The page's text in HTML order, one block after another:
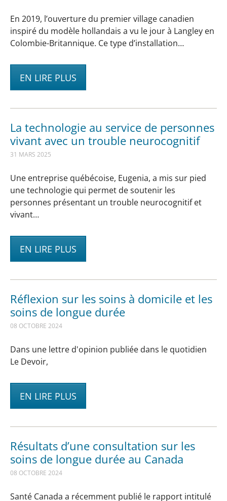
En 2019, l’ouverture du premier village canadien
inspiré du modèle hollandais a vu le jour à Langley en
Colombie-Britannique. Ce type d’installation…
EN LIRE PLUS
La technologie au service de personnes
vivant avec un trouble neurocognitif
31 MARS 2025
Une entreprise québécoise, Eugenia, a mis sur pied
une technologie qui permet de soutenir les
personnes présentant un trouble neurocognitif et
vivant…
EN LIRE PLUS
Réflexion sur les soins à domicile et les
soins de longue durée
08 OCTOBRE 2024
Dans une lettre d'opinion publiée dans le quotidien
Le Devoir,
EN LIRE PLUS
Résultats d’une consultation sur les
soins de longue durée au Canada
08 OCTOBRE 2024
Santé Canada a récemment publié le rapport intitulé